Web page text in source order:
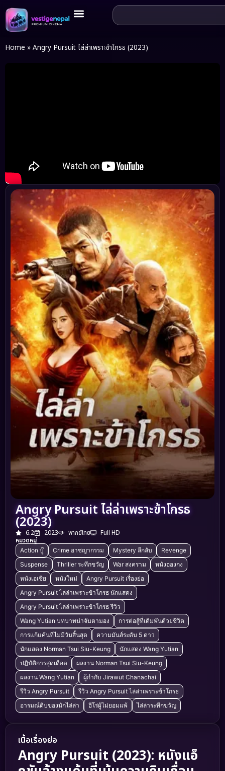
Home » Angry Pursuit ไล่ล่าเพราะข้าโกรธ (2023)
Angry Pursuit ไล่ล่าเพราะข้าโกรธ
(2023)
6.2 2023 พากย์ไทย
Full HD
หมวดหมู่
Action บู๊ Crime อาชญากรรม Mystery ลึกลับ
Revenge
Suspense
Thriller ระทึกขวัญ War สงคราม
หนังฮ่องกง
หนังเอเชีย
หนังใหม่
Angry Pursuit เรื่องย่อ
Angry Pursuit ไล่ล่าเพราะข้าโกรธ นักแสดง
Angry Pursuit ไล่ล่าเพราะข้าโกรธ รีวิว
Wang Yutian บทบาทน่าจับตามอง
การต่อสู้ที่เดิมพันด้วยชีวิต
การแก้แค้นที่ไม่มีวันสิ้นสุด
ความมันส์ระดับ 5 ดาว
นักแสดง Norman Tsui Siu-Keung
นักแสดง Wang Yutian
ปฏิบัติการสุดเดือด
ผลงาน Norman Tsui Siu-Keung
ผลงาน Wang Yutian
ผู้กำกับ Jirawut Chanachai
รีวิว Angry Pursuit
รีวิว Angry Pursuit ไล่ล่าเพราะข้าโกรธ
อารมณ์ดิบของนักไล่ล่า
ฮีโร่ผู้ไม่ยอมแพ้ ไล่ล่าระทึกขวัญ
เนื้อเรื่องย่อ
Angry Pursuit (2023): หนังแอ็